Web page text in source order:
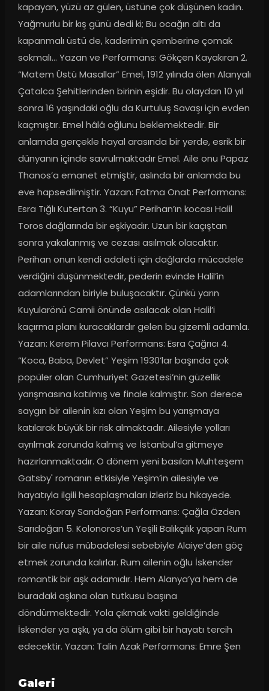
kapayan, yüzü az gülen, üstüne çok düşünen kadın.
Yağmurlu bir kış günü dedi ki; Bu ocağın altı da
kapanmalı üstü de, kaderimin çemberine çomak
sokmalı… Yazan ve Performans: Gökçen Kayakıran 2.
“Matem Üstü Masallar” Emel, 1912 yılında ölen Alanyalı
Çatalca Şehitlerinden birinin eşidir. Bu olaydan 10 yıl
sonra 16 yaşındaki oğlu da Kurtuluş Savaşı için evden
kaçmıştır. Emel hâlâ oğlunu beklemektedir. Bir
anlamda gerçekle hayal arasında bir yerde, esrik bir
dünyanın içinde savrulmaktadır Emel. Aile onu Papaz
Thanos’a emanet etmiştir, aslında bir anlamda bu
eve hapsedilmiştir. Yazan: Fatma Onat Performans:
Esra Tığlı Kutertan 3. “Kuyu” Perihan’ın kocası Halil
Toros dağlarında bir eşkiyadır. Uzun bir kaçıştan
sonra yakalanmış ve cezası asılmak olacaktır.
Perihan onun kendi adaleti için dağlarda mücadele
verdiğini düşünmektedir, pederin evinde Halil’in
adamlarından biriyle buluşacaktır. Çünkü yarın
Kuyularönü Camii önünde asılacak olan Halil’i
kaçırma planı kuracaklardır gelen bu gizemli adamla.
Yazan: Kerem Pilavcı Performans: Esra Çağrıcı 4.
“Koca, Baba, Devlet” Yeşim 1930’lar başında çok
popüler olan Cumhuriyet Gazetesi’nin güzellik
yarışmasına katılmış ve finale kalmıştır. Son derece
saygın bir ailenin kızı olan Yeşim bu yarışmaya
katılarak büyük bir risk almaktadır. Ailesiyle yolları
ayrılmak zorunda kalmış ve İstanbul’a gitmeye
hazırlanmaktadır. O dönem yeni basılan Muhteşem
Gatsby' romanın etkisiyle Yeşim’in ailesiyle ve
hayatıyla ilgili hesaplaşmaları izleriz bu hikayede.
Yazan: Koray Sarıdoğan Performans: Çağla Özden
Sarıdoğan 5. Kolonoros’un Yeşili Balıkçılık yapan Rum
bir aile nüfus mübadelesi sebebiyle Alaiye’den göç
etmek zorunda kalırlar. Rum ailenin oğlu İskender
romantik bir aşk adamıdır. Hem Alanya’ya hem de
buradaki aşkına olan tutkusu başına
döndürmektedir. Yola çıkmak vakti geldiğinde
İskender ya aşkı, ya da ölüm gibi bir hayatı tercih
edecektir. Yazan: Talin Azak Performans: Emre Şen
Galeri